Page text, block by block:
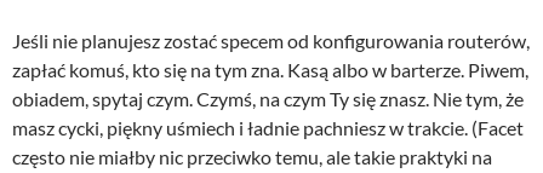
Jeśli nie planujesz zostać specem od konfigurowania routerów,
zapłać komuś, kto się na tym zna. Kasą albo w barterze. Piwem,
obiadem, spytaj czym. Czymś, na czym Ty się znasz. Nie tym, że
masz cycki, piękny uśmiech i ładnie pachniesz w trakcie. (Facet
często nie miałby nic przeciwko temu, ale takie praktyki na